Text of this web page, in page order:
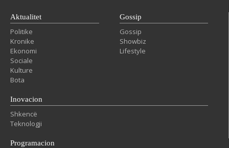
Aktualitet
Politike
Kronike
Ekonomi
Sociale
Kulture
Bota
Gossip
Gossip
Showbiz
Lifestyle
Inovacion
Shkencë
Teknologji
Programacion